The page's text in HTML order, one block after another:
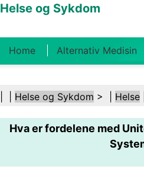
Helse og Sykdom
Home Alternativ Medisin
Kosthold Og Ernæring
Helsebransjen Psykisk
Helse og Sykdom > | Helse
Hva er fordelene med